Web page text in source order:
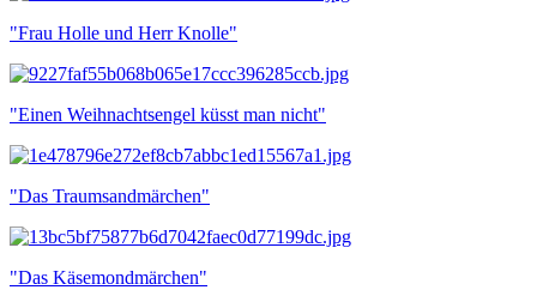
"Frau Holle und Herr Knolle"
"Einen Weihnachtsengel küsst man nicht"
"Das Traumsandmärchen"
"Das Käsemondmärchen"